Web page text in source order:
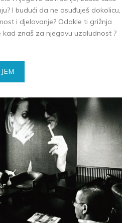
I budući da ne osuđuješ dokolicu,
i djelovanje? Odakle ti grižnja
kad znaš za njegovu uzaludnost ?